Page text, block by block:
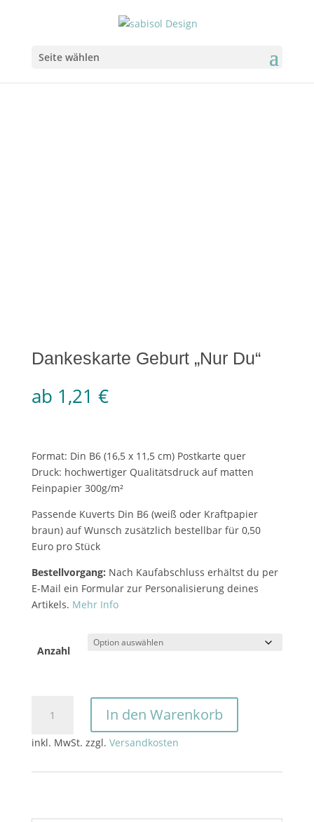
Seite wählen
Dankeskarte Geburt „Nur Du“
ab 1,21 €
Format: Din B6 (16,5 x 11,5 cm) Postkarte quer
Druck: hochwertiger Qualitätsdruck auf matten
Feinpapier 300g/m²
Passende Kuverts Din B6 (weiß oder Kraftpapier
braun) auf Wunsch zusätzlich bestellbar für 0,50
Euro pro Stück
Bestellvorgang: Nach Kaufabschluss erhältst du per
E-Mail ein Formular zur Personalisierung deines
Artikels. Mehr Info
Anzahl
Geburt
In den Warenkorb
inkl. MwSt. zzgl. Versandkosten